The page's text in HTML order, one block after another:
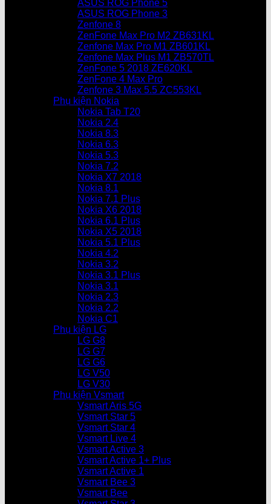
ASUS ROG Phone 5
ASUS ROG Phone 3
Zenfone 8
ZenFone Max Pro M2 ZB631KL
Zenfone Max Pro M1 ZB601KL
Zenfone Max Plus M1 ZB570TL
ZenFone 5 2018 ZE620KL
ZenFone 4 Max Pro
Zenfone 3 Max 5.5 ZC553KL
Phụ kiện Nokia
Nokia Tab T20
Nokia 2.4
Nokia 8.3
Nokia 6.3
Nokia 5.3
Nokia 7.2
Nokia X7 2018
Nokia 8.1
Nokia 7.1 Plus
Nokia X6 2018
Nokia 6.1 Plus
Nokia X5 2018
Nokia 5.1 Plus
Nokia 4.2
Nokia 3.2
Nokia 3.1 Plus
Nokia 3.1
Nokia 2.3
Nokia 2.2
Nokia C1
Phụ kiện LG
LG G8
LG G7
LG G6
LG V50
LG V30
Phụ kiện Vsmart
Vsmart Aris 5G
Vsmart Star 5
Vsmart Star 4
Vsmart Live 4
Vsmart Active 3
Vsmart Active 1+ Plus
Vsmart Active 1
Vsmart Bee 3
Vsmart Bee